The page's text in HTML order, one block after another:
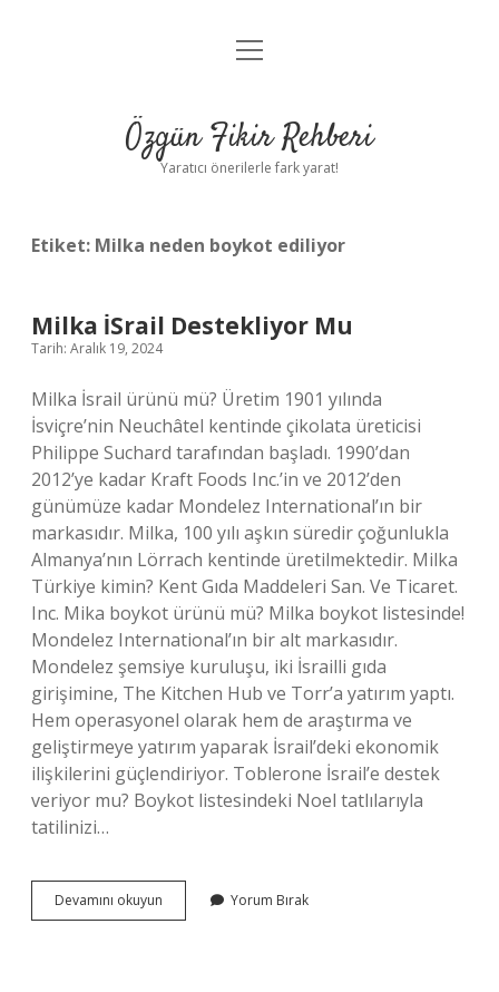
Gizlilik Politikası
Yasal Uyarı
menüyü
Özgün Fikir Rehberi
Yaratıcı önerilerle fark yarat!
Etiket: Milka neden boykot ediliyor
Milka İSrail Destekliyor Mu
Tarih: Aralık 19, 2024
Milka İsrail ürünü mü? Üretim 1901 yılında
İsviçre’nin Neuchâtel kentinde çikolata üreticisi
Philippe Suchard tarafından başladı. 1990’dan
2012’ye kadar Kraft Foods Inc.’in ve 2012’den
günümüze kadar Mondelez International’ın bir
markasıdır. Milka, 100 yılı aşkın süredir çoğunlukla
Almanya’nın Lörrach kentinde üretilmektedir. Milka
Türkiye kimin? Kent Gıda Maddeleri San. Ve Ticaret.
Inc. Mika boykot ürünü mü? Milka boykot listesinde!
Mondelez International’ın bir alt markasıdır.
Mondelez şemsiye kuruluşu, iki İsrailli gıda
girişimine, The Kitchen Hub ve Torr’a yatırım yaptı.
Hem operasyonel olarak hem de araştırma ve
geliştirmeye yatırım yaparak İsrail’deki ekonomik
ilişkilerini güçlendiriyor. Toblerone İsrail’e destek
veriyor mu? Boykot listesindeki Noel tatlılarıyla
tatilinizi…
Devamını okuyun
İSrail
Yorum Bırak